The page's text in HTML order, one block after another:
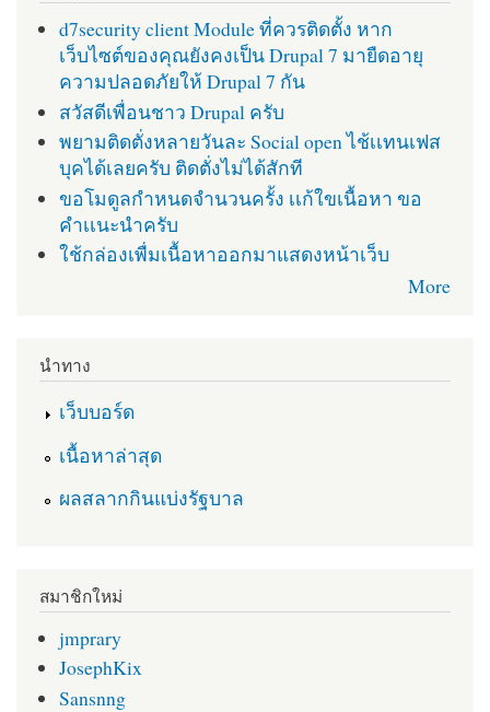
d7security client Module ที่ควรติดตั้ง หาก
เว็บไซต์ของคุณยังคงเป็น Drupal 7 มายืดอายุ
ความปลอดภัยให้ Drupal 7 กัน
สวัสดีเพื่อนชาว Drupal ครับ
พยามติดตั่งหลายวันละ Social open ไช้เเทนเฟส
บุคได้เลยครับ ติดตั่งไม่ได้สักที
ขอโมดูลกำหนดจำนวนครั้ง เเก้ใขเนื้อหา ขอ
คำเเนะนำครับ
ใช้กล่องเพื่มเนื้อหาออกมาแสดงหน้าเว็บ
More
นำทาง
เว็บบอร์ด
เนื้อหาล่าสุด
ผลสลากกินแบ่งรัฐบาล
สมาชิกใหม่
jmprary
JosephKix
Sansnng